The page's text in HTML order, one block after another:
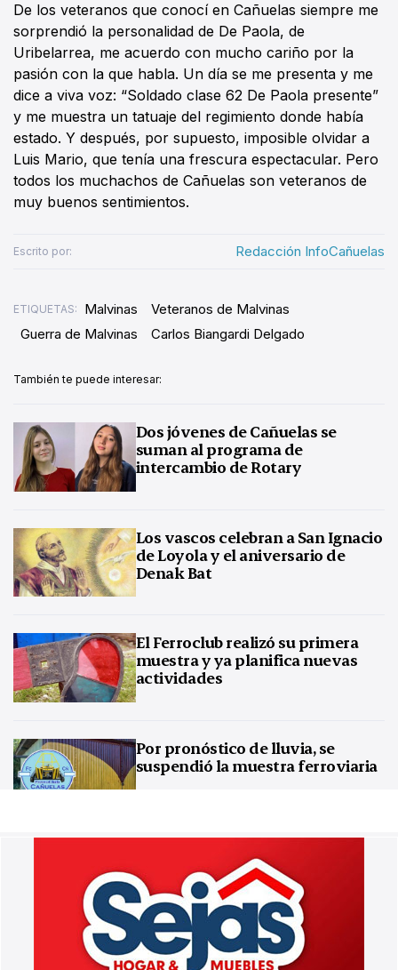
De los veteranos que conocí en Cañuelas siempre me
sorprendió la personalidad de De Paola, de
Uribelarrea, me acuerdo con mucho cariño por la
pasión con la que habla. Un día se me presenta y me
dice a viva voz: “Soldado clase 62 De Paola presente”
y me muestra un tatuaje del regimiento donde había
estado. Y después, por supuesto, imposible olvidar a
Luis Mario, que tenía una frescura espectacular. Pero
todos los muchachos de Cañuelas son veteranos de
muy buenos sentimientos.
Escrito por: Redacción InfoCañuelas
ETIQUETAS: Malvinas
Veteranos de Malvinas
Guerra de Malvinas
Carlos Biangardi Delgado
También te puede interesar:
Dos jóvenes de Cañuelas se
suman al programa de
intercambio de Rotary
Los vascos celebran a San Ignacio
de Loyola y el aniversario de
Denak Bat
El Ferroclub realizó su primera
muestra y ya planifica nuevas
actividades
Por pronóstico de lluvia, se
suspendió la muestra ferroviaria